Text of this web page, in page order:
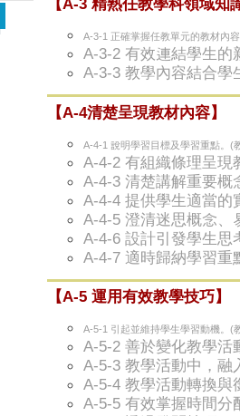
【A-3 精熟任教學科領域知
A-3-1 正確掌握任教單元的教材內
A-3-2 有效連結學生的
A-3-3 教學內容結合學
【A-4清楚呈現教材內容】
A-4-1 說明學習目標及學習重點。(
A-4-2 有組織條理呈現
A-4-3 清楚講解重要概
A-4-4 提供學生適當
A-4-5 澄清迷思概念、
A-4-6 設計引發學生思
A-4-7 適時歸納學習重
【A-5 運用有效教學技巧】
A-5-1 引起並維持學生學習動機。(
A-5-2 善於變化教學活
A-5-3 教學活動中，融
A-5-4 教學活動轉換與
A-5-5 有效掌握時間分